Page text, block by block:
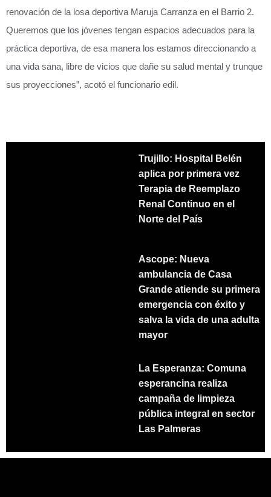
renovación de la losa deportiva Maruja Carranza en el Barrio 2.
Queremos que los jóvenes tengan espacios adecuados para la
práctica deportiva, de esa manera los estamos direccionando a
una vida sana, libre de vicios que dañe su salud mental y trunque
sus proyecciones”, acotó el funcionario edil.
Trujillo: Hospital Belén
aplica por primera vez
Terapia de Reemplazo
Renal Continuo en el
Norte del País
Ascope: Nueva
ambulancia de Casa
Grande atiende su primera
emergencia con éxito y
salva la vida de una adulta
mayor
La Esperanza: Comuna
esperancina realiza
campaña de limpieza
pública integral en sector
Las Palmeras